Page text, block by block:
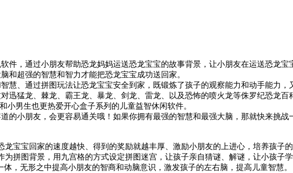
件，通过小朋友帮助恐龙妈妈运送恐龙宝宝的故事背景，让小朋友在运送恐龙
和超强的智慧和智力才能把恐龙宝宝成功送回家。
慧、通过拼图玩法让恐龙宝宝安全到家，既锻炼了孩子的观察能力和动手能力，
迅猛龙、棘龙、霸王龙、暴龙、剑龙、雷龙、以及恐怖的喷火龙等侏罗纪恐龙百
小男生也更热爱开心盒子系列的儿童益智休闲软件。
的小朋友，会更容易通关哦！如果你拥有最强的智慧和最强大脑，那就快来挑战
宝宝回家的速度越快、得到的奖励就越丰厚、激励小朋友的上进心，培养孩子的
拼图背景，用九宫格的方式设定拼图迷宫，让孩子亲自猜谜、解谜，让小孩子
，无形之中提高小朋友的智商和动脑意识，激发孩子的左右脑，提高儿童智慧。